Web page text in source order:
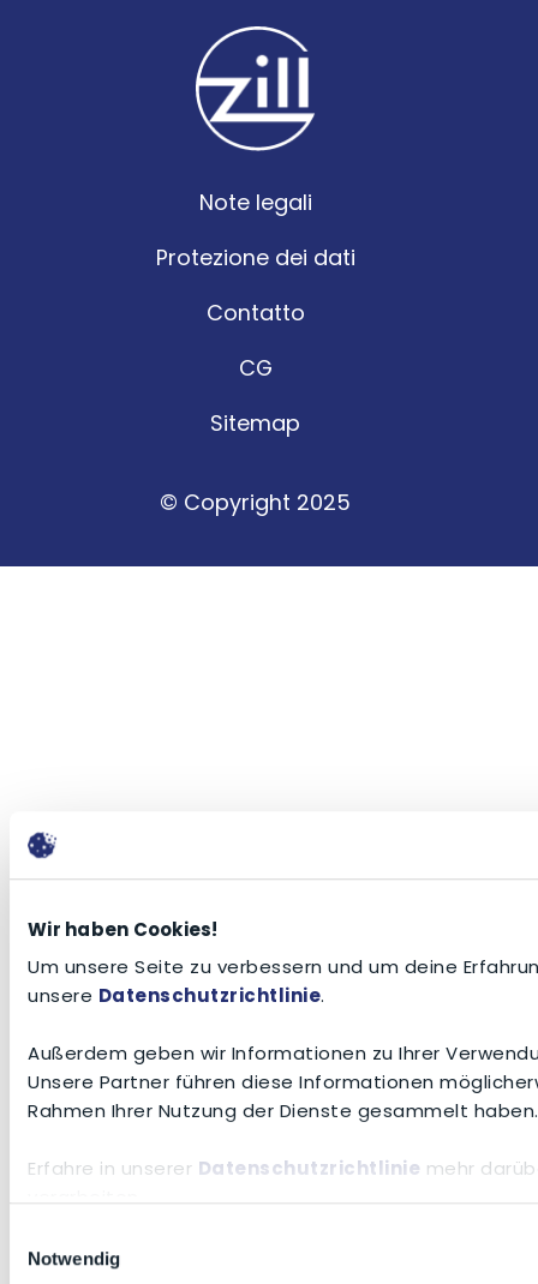
Wir haben Cookies!
Um unsere Seite zu verbessern und um deine
unsere Datenschutzrichtlinie.
Außerdem geben wir Informationen zu Ihrer
Unsere Partner führen diese Informationen
Rahmen Ihrer Nutzung der Dienste gesammelt haben.
Erfahre in unserer Datenschutzrichtlinie mehr
Notwendig
Note legali
Protezione dei dati
Contatto
CG
Sitemap
© Copyright 2025